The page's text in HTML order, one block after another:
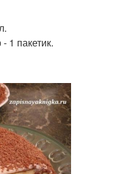
1 пакетик.